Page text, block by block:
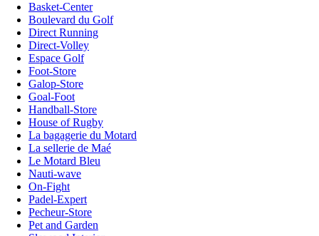
Basket-Center
Boulevard du Golf
Direct Running
Direct-Volley
Espace Golf
Foot-Store
Galop-Store
Goal-Foot
Handball-Store
House of Rugby
La bagagerie du Motard
La sellerie de Maé
Le Motard Bleu
Nauti-wave
On-Fight
Padel-Expert
Pecheur-Store
Pet and Garden